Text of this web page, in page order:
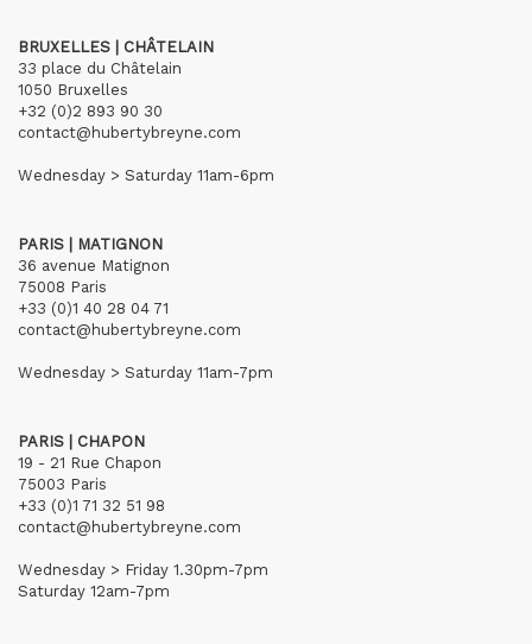
BRUXELLES | CHÂTELAIN
33 place du Châtelain
1050 Bruxelles
+32 (0)2 893 90 30
contact@hubertybreyne.com
Wednesday > Saturday 11am-6pm
PARIS | MATIGNON
36 avenue Matignon
75008 Paris
+33 (0)1 40 28 04 71
contact@hubertybreyne.com
Wednesday > Saturday 11am-7pm
PARIS | CHAPON
19 - 21 Rue Chapon
75003 Paris
+33 (0)1 71 32 51 98
contact@hubertybreyne.com
Wednesday > Friday 1.30pm-7pm
Saturday 12am-7pm